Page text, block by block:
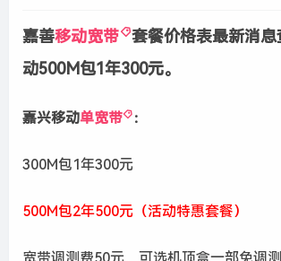
嘉善移动宽带
套餐价格表最新消
动500M包1年300元。
嘉兴移动单宽带 ：
300M包1年300元
500M包2年500元（活动特惠套餐）